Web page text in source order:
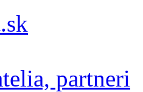
partneri